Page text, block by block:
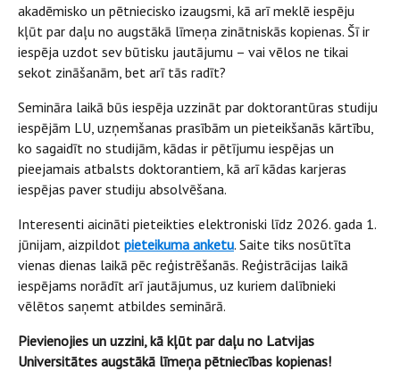
akadēmisko un pētniecisko izaugsmi, kā arī meklē iespēju
kļūt par daļu no augstākā līmeņa zinātniskās kopienas. Šī ir
iespēja uzdot sev būtisku jautājumu – vai vēlos ne tikai
sekot zināšanām, bet arī tās radīt?
Semināra laikā būs iespēja uzzināt par doktorantūras studiju
iespējām LU, uzņemšanas prasībām un pieteikšanās kārtību,
ko sagaidīt no studijām, kādas ir pētījumu iespējas un
pieejamais atbalsts doktorantiem, kā arī kādas karjeras
iespējas paver studiju absolvēšana.
Interesenti aicināti pieteikties elektroniski līdz 2026. gada 1.
jūnijam, aizpildot pieteikuma anketu. Saite tiks nosūtīta
vienas dienas laikā pēc reģistrēšanās. Reģistrācijas laikā
iespējams norādīt arī jautājumus, uz kuriem dalībnieki
vēlētos saņemt atbildes seminārā.
Pievienojies un uzzini, kā kļūt par daļu no Latvijas
Universitātes augstākā līmeņa pētniecības kopienas!